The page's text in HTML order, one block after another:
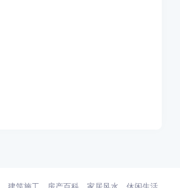
建筑施工 房产百科 家居风水 休闲生活